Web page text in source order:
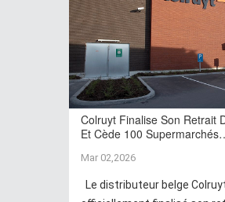
Colruyt Finalise Son Retrait
Et Cède 100
Mar 02,2026
Le distributeur belge